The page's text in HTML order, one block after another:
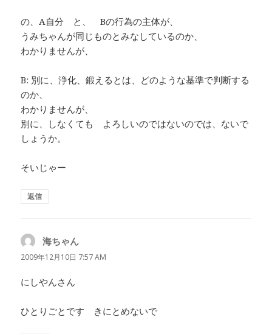
の、A自分 と、 Bの行為の主体が、
うみちゃんが同じものとみなしているのか、
わかりませんが、
B: 別に、浄化、鍛えるとは、どのような基準で判断する
のか、
わかりませんが、
別に、しなくても よろしいのではないのでは、ないで
しょうか。
そいじゃー
返信
海ちゃん
り:
2009年12月10日 7:57 AM
にしやんさん
ひとりごとです きにとめないで